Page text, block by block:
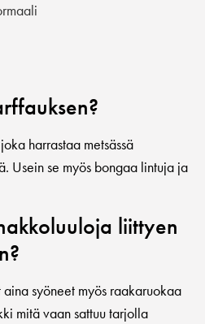
harrastaa metsässä
Usein se myös bongaa lintuja ja
liittyen
syöneet myös raakaruokaa
mitä vaan sattuu tarjolla